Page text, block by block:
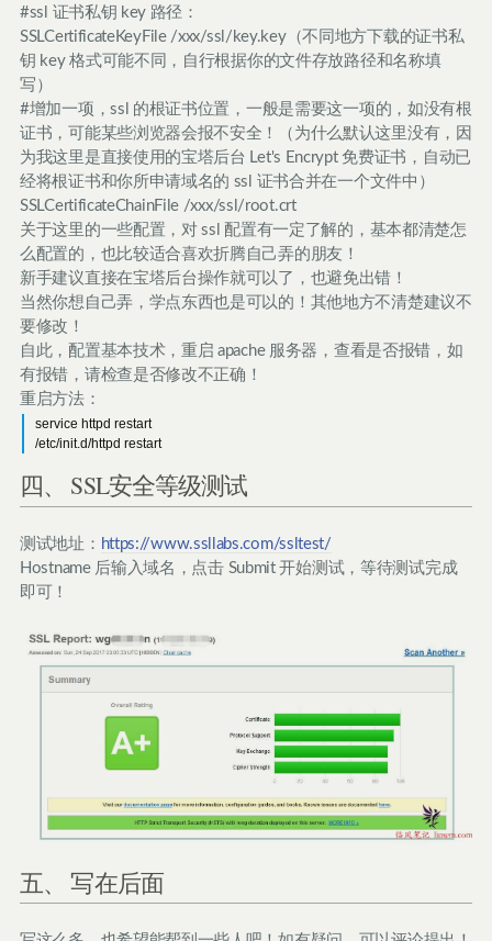
#ssl 证书私钥 key 路径：
SSLCertificateKeyFile /xxx/ssl/key.key（不同地方下载的证书私
钥 key 格式可能不同，自行根据你的文件存放路径和名称填
写）
#增加一项，ssl 的根证书位置，一般是需要这一项的，如没有根
证书，可能某些浏览器会报不安全！（为什么默认这里没有，因
为我这里是直接使用的宝塔后台 Let's Encrypt 免费证书，自动已
经将根证书和你所申请域名的 ssl 证书合并在一个文件中）
SSLCertificateChainFile /xxx/ssl/root.crt
关于这里的一些配置，对 ssl 配置有一定了解的，基本都清楚怎
么配置的，也比较适合喜欢折腾自己弄的朋友！
新手建议直接在宝塔后台操作就可以了，也避免出错！
当然你想自己弄，学点东西也是可以的！其他地方不清楚建议不
要修改！
自此，配置基本技术，重启 apache 服务器，查看是否报错，如
有报错，请检查是否修改不正确！
重启方法：
service httpd restart
/etc/init.d/httpd restart
四、 SSL安全等级测试
测试地址： https://www.ssllabs.com/ssltest/
Hostname 后输入域名，点击 Submit 开始测试，等待测试完成
即可！
五、 写在后面